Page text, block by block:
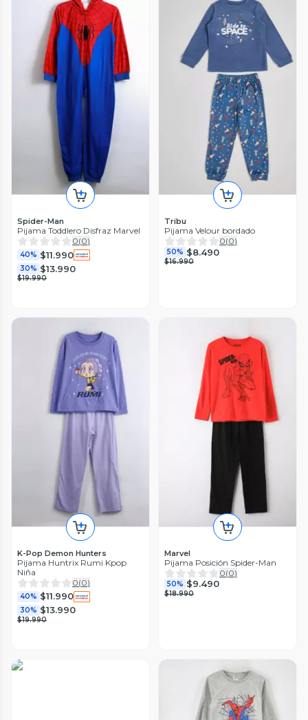
Spider-Man
Pijama Toddlero Disfraz Marvel
0(0)
40% $11.990
30% $13.990
$19.990
Tribu
Pijama Velour bordado
0(0)
50% $8.490
$16.990
K-Pop Demon Hunters
Pijama Huntrix Rumi Kpop
Niña
0(0)
40% $11.990
30% $13.990
$19.990
Marvel
Pijama Posición Spider-Man
0(0)
50% $9.490
$18.990